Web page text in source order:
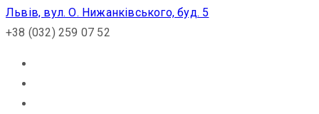
Львів, вул. О. Нижанківського, буд. 5
+38 (032) 259 07 52